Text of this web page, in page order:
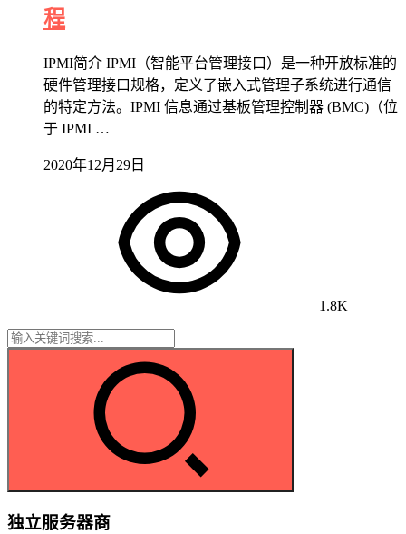
程
IPMI简介 IPMI（智能平台管理接口）是一种开放标准的
硬件管理接口规格，定义了嵌入式管理子系统进行通信
的特定方法。IPMI 信息通过基板管理控制器 (BMC)（位
于 IPMI …
2020年12月29日
1.8K
独立服务器商